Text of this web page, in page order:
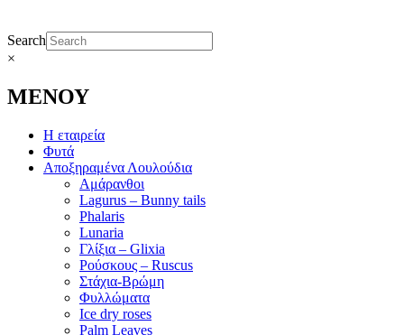
Search
×
ΜΕΝΟΥ
Η εταιρεία
Φυτά
Αποξηραμένα Λουλούδια
Αμάρανθοι
Lagurus – Bunny tails
Phalaris
Lunaria
Γλίξια – Glixia
Ρούσκους – Ruscus
Στάχια-Βρώμη
Φυλλώματα
Ice dry roses
Palm Leaves